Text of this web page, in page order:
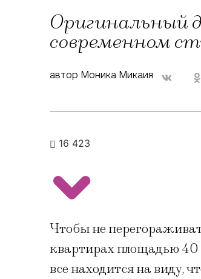
Оригинальный
современном
автор Моника Микаия
16 423
Чтобы не
квартирах площадью 40
все находится на виду,